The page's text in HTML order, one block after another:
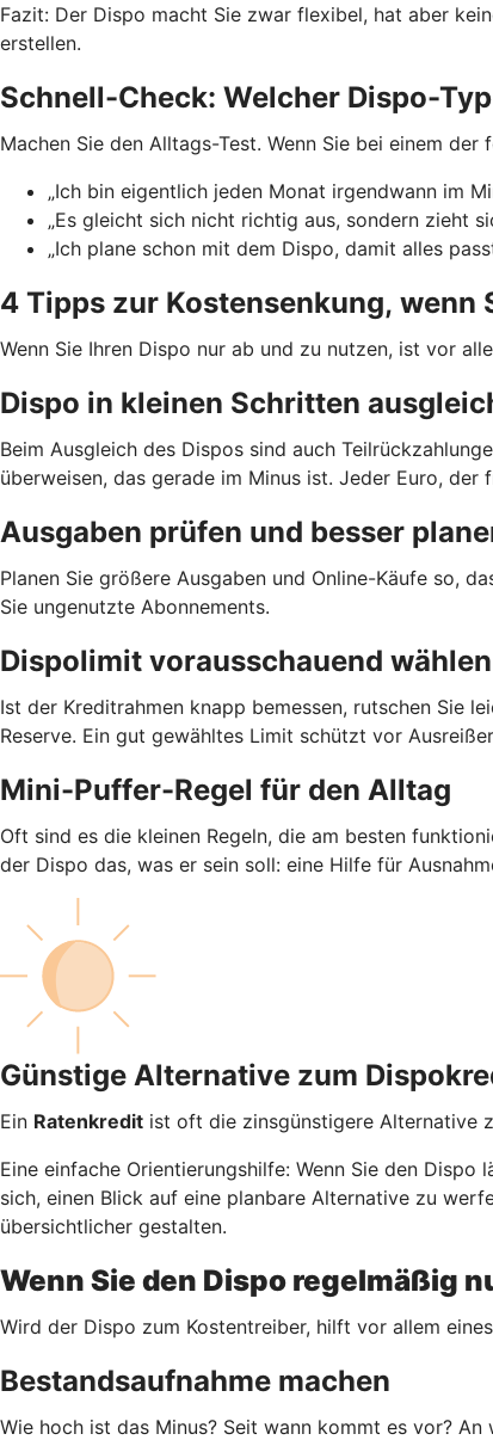
Fazit: Der Dispo macht Sie zwar flexibel, hat aber
erstellen.
Schnell-Check: Welcher Dispo-
Machen Sie den Alltags-Test. Wenn Sie bei einem
„Ich bin eigentlich jeden Monat irgendwann im
„Es gleicht sich nicht richtig aus, sondern zieht
„Ich plane schon mit dem Dispo, damit alles
4 Tipps zur Kostensenkung, wenn
Wenn Sie Ihren Dispo nur ab und zu nutzen, ist vor
Dispo in kleinen Schritten
Beim Ausgleich des Dispos sind auch
überweisen, das gerade im Minus ist. Jeder Euro,
Ausgaben prüfen und besser
Planen Sie größere Ausgaben und Online-Käufe so,
Sie ungenutzte Abonnements.
Dispolimit vorausschauend wählen
Ist der Kreditrahmen knapp bemessen, rutschen Sie
Reserve. Ein gut gewähltes Limit schützt vor
Mini-Puffer-Regel für den Alltag
Oft sind es die kleinen Regeln, die am besten
der Dispo das, was er sein soll: eine Hilfe für
Günstige Alternative zum
Ein Ratenkredit ist oft die zinsgünstigere Alternative
Eine einfache Orientierungshilfe: Wenn Sie den
sich, einen Blick auf eine planbare Alternative zu
übersichtlicher gestalten.
Wenn Sie den Dispo regelmäßig
Wird der Dispo zum Kostentreiber, hilft vor allem
Bestandsaufnahme machen
Wie hoch ist das Minus? Seit wann kommt es vor?